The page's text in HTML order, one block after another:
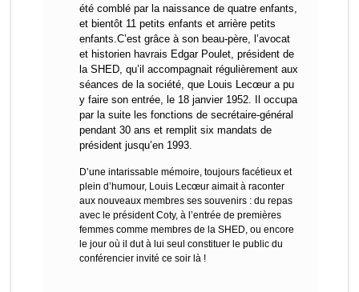
été comblé par la naissance de quatre enfants,
et bientôt 11 petits enfants et arrière petits
enfants.C’est grâce à son beau-père, l’avocat
et historien havrais Edgar Poulet, président de
la SHED, qu’il accompagnait régulièrement aux
séances de la société, que Louis Lecœur a pu
y faire son entrée, le 18 janvier 1952. Il occupa
par la suite les fonctions de secrétaire-général
pendant 30 ans et remplit six mandats de
président jusqu’en 1993.
D’une intarissable mémoire, toujours facétieux et
plein d’humour, Louis Lecœur aimait à raconter
aux nouveaux membres ses souvenirs : du repas
avec le président Coty, à l’entrée de premières
femmes comme membres de la SHED, ou encore
le jour où il dut à lui seul constituer le public du
conférencier invité ce soir là !